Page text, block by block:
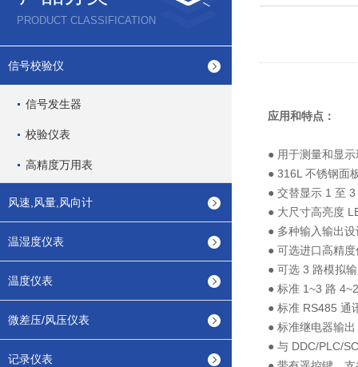
PRODUCT CLASSIFICATION
信号校验仪
信号发生器
校验仪表
高精度万用表
风速,风量,风向计
温湿度仪表
温度仪表
微差压/风压仪表
记录仪表
应用和特点：
● 用于测量和显
● 316L 不锈钢面
● 交替显示 1 至
● 大尺寸高亮度
● 多种输入输出
● 可选进口高精
● 可选 3 路模拟
● 标准 1~3 路
● 标准 RS485 通
● 标准继电器输
● 与 DDC/PLC/